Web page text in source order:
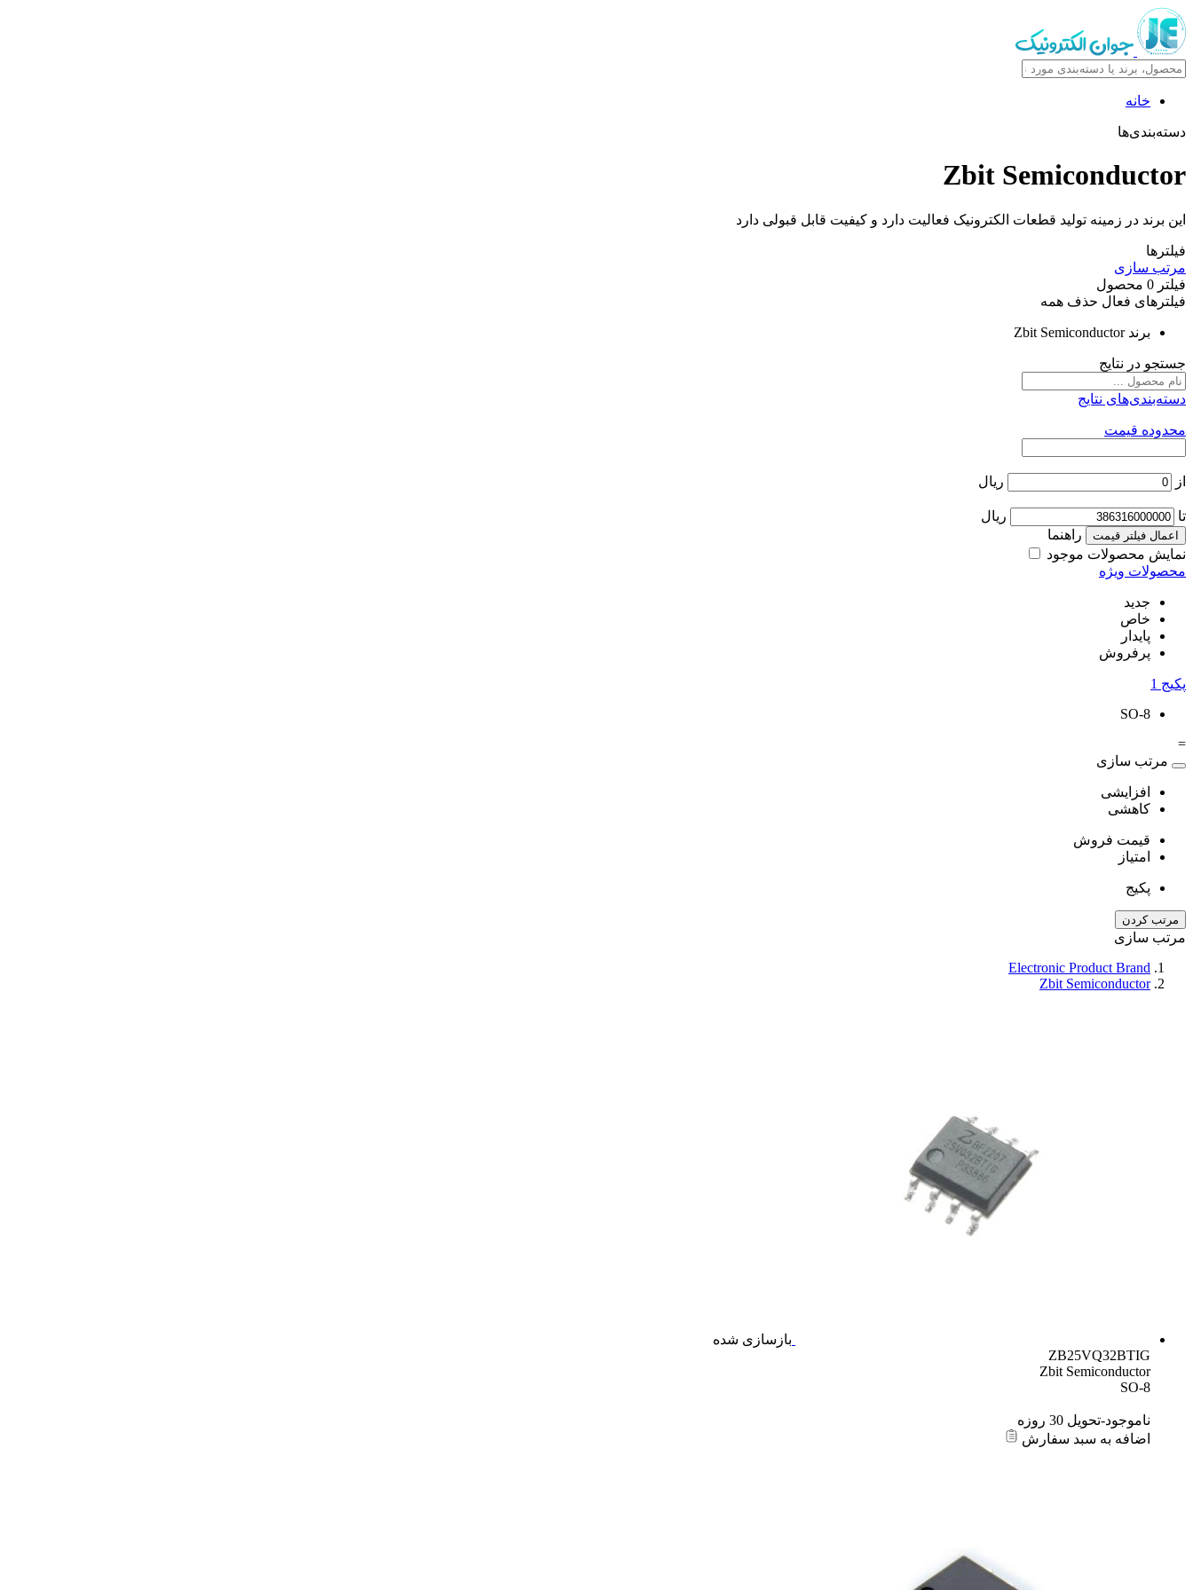
خانه
دسته‌بندی‌ها
Zbit Semiconductor
این برند در زمینه تولید قطعات الکترونیک فعالیت دارد و کیفیت قابل قبولی دارد
فیلترها
مرتب سازی
فیلتر 0 محصول
فیلترهای فعال حذف همه
برند Zbit Semiconductor
جستجو در نتایج
دسته‌بندی‌های نتایج
محدوده قیمت
از ریال
تا ریال
اعمال فیلتر قیمت
راهنما
نمایش محصولات موجود
محصولات ویژه
جدید
خاص
پایدار
پرفروش
پکیج 1
SO-8
=
مرتب سازی
افزایشی
کاهشی
قیمت فروش
امتیاز
پکیج
مرتب کردن
مرتب سازی
Electronic Product Brand
Zbit Semiconductor
بازسازی شده
ZB25VQ32BTIG
Zbit Semiconductor
SO-8
ناموجود-تحویل 30 روزه
اضافه به سبد سفارش